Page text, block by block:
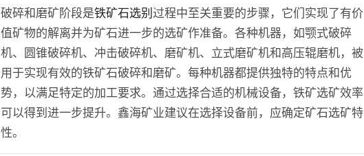
破碎和磨矿阶段是铁矿石选别过程中至关重要的步骤，它们实现了有价
值矿物的解离并为矿石进一步的选矿作准备。各种机器，如颚式破碎
机、圆锥破碎机、冲击破碎机、磨矿机、立式磨矿机和高压辊磨机，被
用于实现有效的铁矿石破碎和磨矿。每种机器都提供独特的特点和优
势，以满足特定的加工要求。通过选择合适的机械设备，铁矿选矿效率
可以得到进一步提升。鑫海矿业建议在选择设备前，应确定矿石选矿特
性。